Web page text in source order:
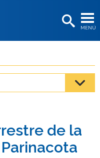
MENÚ
os
de la